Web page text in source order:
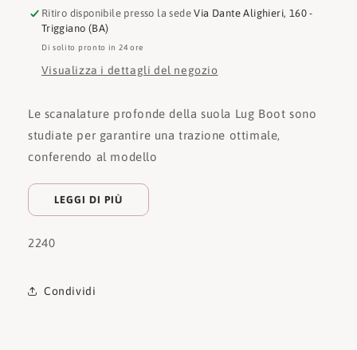
Ritiro disponibile presso la sedeVia Dante Alighieri, 160 -
Triggiano (BA)
Di solito pronto in 24 ore
Visualizza i dettagli del negozio
Le scanalature profonde della suola Lug Boot sono
studiate per garantire una trazione ottimale,
conferendo al modello
LEGGI DI PIÙ
2240
Condividi